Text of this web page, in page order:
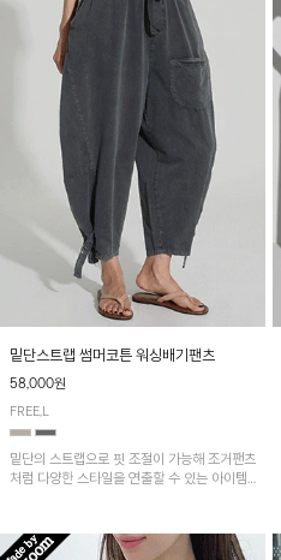
밑단스트랩 썸머코튼 워싱배기팬츠
58,000원
FREE,L
밑단의 스트랩으로 핏 조절이 가능해 조거팬츠
처럼 다양한 스타일을 연출할 수 있는 아이템!